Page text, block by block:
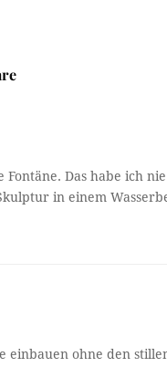
Das habe ich
in einem
einbauen ohne den